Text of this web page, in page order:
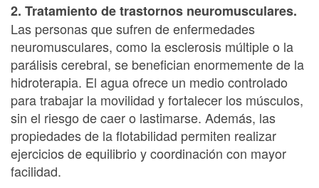
2. Tratamiento de trastornos neuromusculares.
Las personas que sufren de enfermedades
neuromusculares, como la esclerosis múltiple o la
parálisis cerebral, se benefician enormemente de la
hidroterapia. El agua ofrece un medio controlado
para trabajar la movilidad y fortalecer los músculos,
sin el riesgo de caer o lastimarse. Además, las
propiedades de la flotabilidad permiten realizar
ejercicios de equilibrio y coordinación con mayor
facilidad.